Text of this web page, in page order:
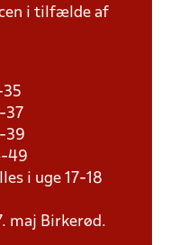
i tilfælde af
35
37
39
49
i uge 17-18
maj Birkerød.